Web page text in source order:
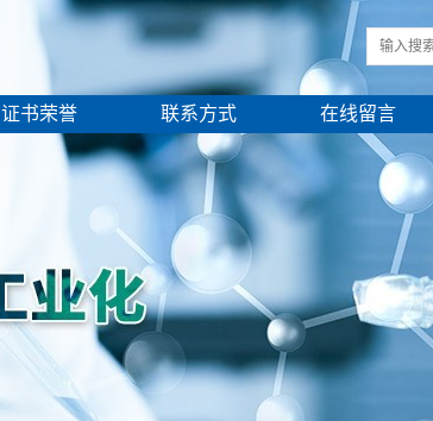
证书荣誉 联系方式 在线留言